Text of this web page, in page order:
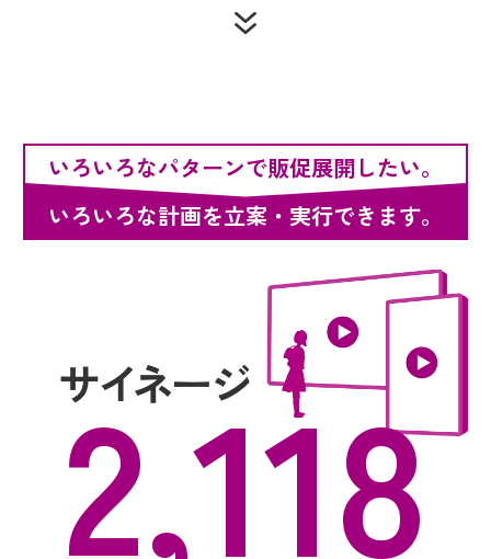
いろいろなパターンで販促展開したい。
いろいろな計画を立案・実行できます。
2,118